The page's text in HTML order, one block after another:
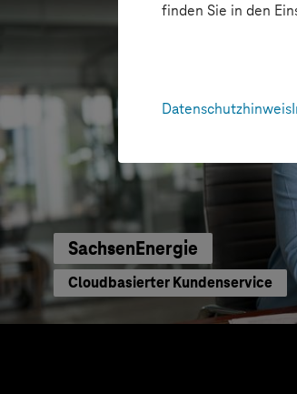
finden Sie in den
Datenschutzhinweis
SachsenEnergie
Cloudbasierter Kundenservice